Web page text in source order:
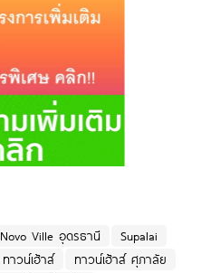
Novo Ville อุดรธานี
Supalai
ทาวน์เฮ้าส์
ทาวน์เฮ้าส์ ศุภาลัย